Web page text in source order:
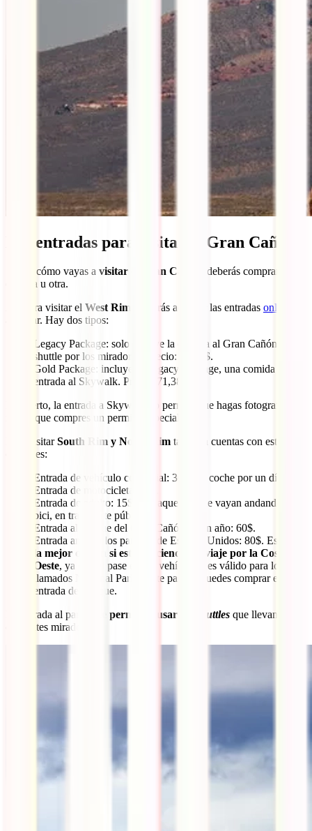
Las entradas para visitar el Gran Cañón
Según cómo vayas a visitar el Gran Cañón
, deberás comprar una
entrada u otra.
Así para visitar el West Rim , deberás adquirir las entradas online
al llegar. Hay dos tipos:
Legacy Package: solo incluye la entrada al Gran Cañón y el
shuttle por los miradores. Precio: 46,95$.
Gold Package: incluye el Legacy Package, una comida y la
entrada al Skywalk. Precio: 71,38$.
Por cierto, la entrada a Skywalk no permite que hagas fotografías, a
no ser que compres un permiso especial.
Para visitarSouth Rim y North Rim también cuentas con estas
opciones:
Entrada de vehículo comercial: 30$ por coche por un día.
Entrada de motocicleta: 25$.
Entrada de adulto: 15$ para aquellos que vayan andando, en
bici, en transporte público…
Entrada al Parque del Gran Cañón de un año: 60$.
Entrada anual a los parques de Estados Unidos: 80$. Esta es
la mejor opción si estás haciendo un viaje por la Costa
Oeste, ya que el pase es por vehículo y es válido para los
llamados National Parks. Este pase lo puedes comprar en la
entrada del parque.
La entrada al parque
te permitirá usar los shuttles que llevan a los
diferentes miradores.